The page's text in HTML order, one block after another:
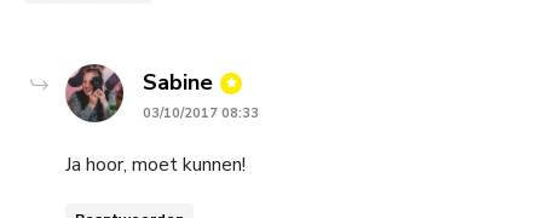
Sabine says:
03/10/2017 08:33
Ja hoor, moet kunnen!